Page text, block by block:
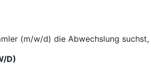
(m/w/d) die Abwechslung
D)